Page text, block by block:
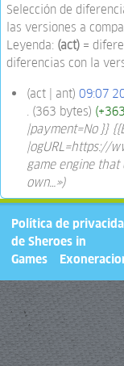
Selección de
las versiones a
Leyenda: (act)=
diferencias con la
act ant 09:07
363 bytes
|payment=No }}
|ogURL=https://
game engine
own…»
Política de
de Sheroes in
Games